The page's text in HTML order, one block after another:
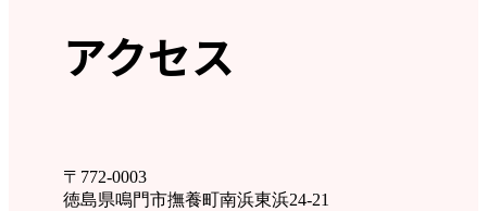
アクセス
〒772-0003
徳島県鳴門市撫養町南浜東浜24-21